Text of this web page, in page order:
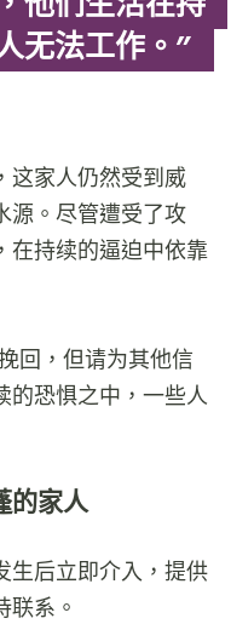
无法工作。”
这家人仍然受到威
源。尽管遭受了攻
在持续的逼迫中依靠
回，但请为其他信
的恐惧之中，一些人
的家人
生后立即介入，提供
联系。